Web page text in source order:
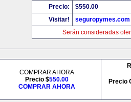
Precio:
$550.00
Visitar!
seguropymes.com
Serán consideradas
COMPRAR AHORA
Precio $550.00
COMPRAR AHORA
Precio